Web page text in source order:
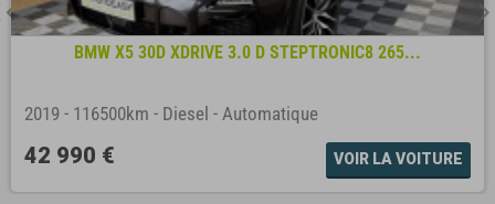
BMW X5 30D XDRIVE 3.0 D STEPTRONIC8 265...
2019 - 116500km - Diesel - Automatique
42 990 € VOIR LA VOITURE